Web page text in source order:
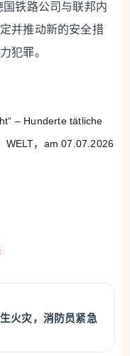
国铁路公司与联邦内
并推动新的安全措
犯罪。
– Hunderte tätliche
WELT，am 07.07.2026
火灾，消防员紧急